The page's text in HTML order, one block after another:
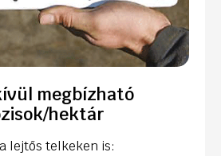
megbízható
hektár
lejtős telkeken is: